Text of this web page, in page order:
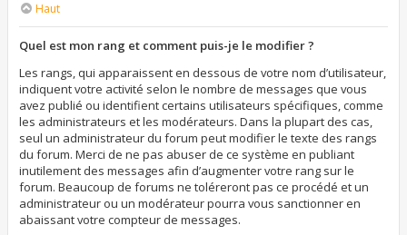
Haut
Quel est mon rang et comment puis-je le modifier ?
Les rangs, qui apparaissent en dessous de votre nom d’utilisateur,
indiquent votre activité selon le nombre de messages que vous
avez publié ou identifient certains utilisateurs spécifiques, comme
les administrateurs et les modérateurs. Dans la plupart des cas,
seul un administrateur du forum peut modifier le texte des rangs
du forum. Merci de ne pas abuser de ce système en publiant
inutilement des messages afin d’augmenter votre rang sur le
forum. Beaucoup de forums ne toléreront pas ce procédé et un
administrateur ou un modérateur pourra vous sanctionner en
abaissant votre compteur de messages.